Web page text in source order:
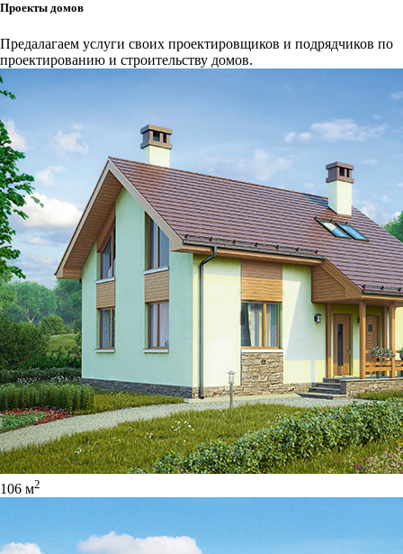
Проекты домов
Предалагаем услуги своих проектировщиков и подрядчиков по
проектированию и строительству домов.
106 м2